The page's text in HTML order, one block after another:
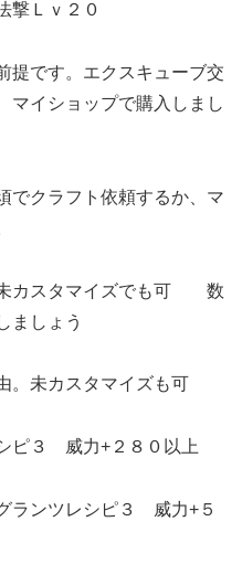
撃Ｌｖ２０
提です。エクスキューブ交
マイショップで購入しまし
でクラフト依頼するか、マ
カスタマイズでも可 数
ましょう
未カスタマイズも可
ピ３ 威力+２８０以上
ランツレシピ３ 威力+５